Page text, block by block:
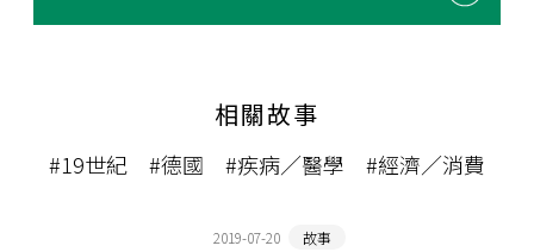
相關故事
#19世紀 #德國 #疾病／醫學 #經濟／消費
2019-07-20 故事